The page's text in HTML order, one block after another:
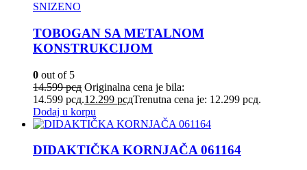
SNIZENO
TOBOGAN SA METALNOM
KONSTRUKCIJOM
0 out of 5
14.599рсд Originalna cena je bila:
14.599 рсд.12.299 рсдTrenutna cena je: 12.299 рсд.
Dodaj u korpu
DIDAKTIČKA KORNJAČA 061164